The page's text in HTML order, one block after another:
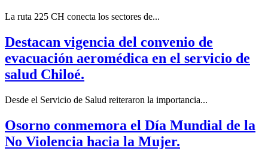
La ruta 225 CH conecta los sectores de...
Destacan vigencia del convenio de
evacuación aeromédica en el servicio de
salud Chiloé.
Desde el Servicio de Salud reiteraron la importancia...
Osorno conmemora el Día Mundial de la
No Violencia hacia la Mujer.